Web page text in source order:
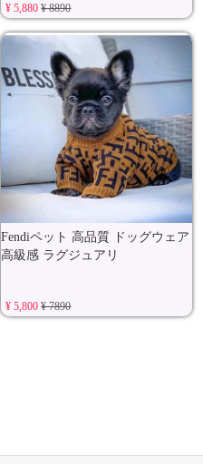
¥ 5,880¥ 8890
Fendiペット 高品質 ドッグウェア
高級感 ラグジュアリ
¥ 5,800¥ 7890